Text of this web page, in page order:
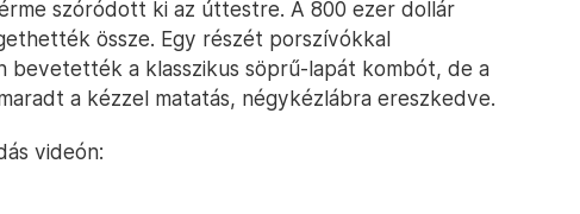
szóródott ki az úttestre. A 800 ezer dollár
össze. Egy részét porszívókkal
bevetették a klasszikus söprű-lapát kombót, de a
a kézzel matatás, négykézlábra ereszkedve.
videón: